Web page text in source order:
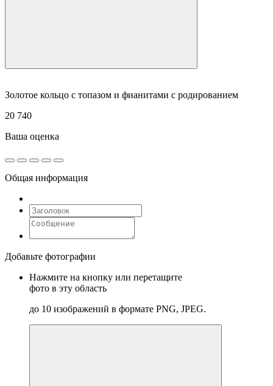
Золотое кольцо с топазом и фианитами с родированием
20 740
Ваша оценка
Общая информация
Добавьте фотографии
Нажмите на кнопку или перетащите
фото в эту область
до 10 изображений в формате PNG, JPEG.